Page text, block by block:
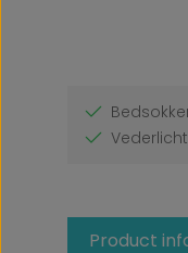
Product